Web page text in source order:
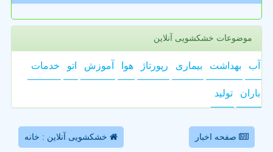
موضوعات خشکشویی آنلاین
آب بهداشت بیماری رپورتاژ هوا آموزش اتو خدمات
باران تولید
صفحه اخبار خشکشویی آنلاین : خانه